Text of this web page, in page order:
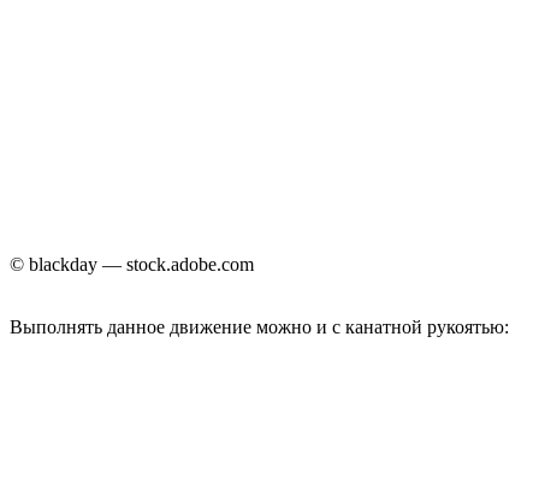
© blackday — stock.adobe.com
Выполнять данное движение можно и с канатной рукоятью: